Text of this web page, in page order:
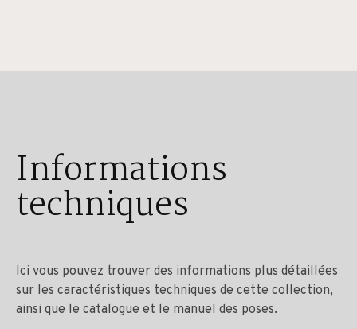
Informations
techniques
Ici vous pouvez trouver des informations plus détaillées
sur les caractéristiques techniques de cette collection,
ainsi que le catalogue et le manuel des poses.